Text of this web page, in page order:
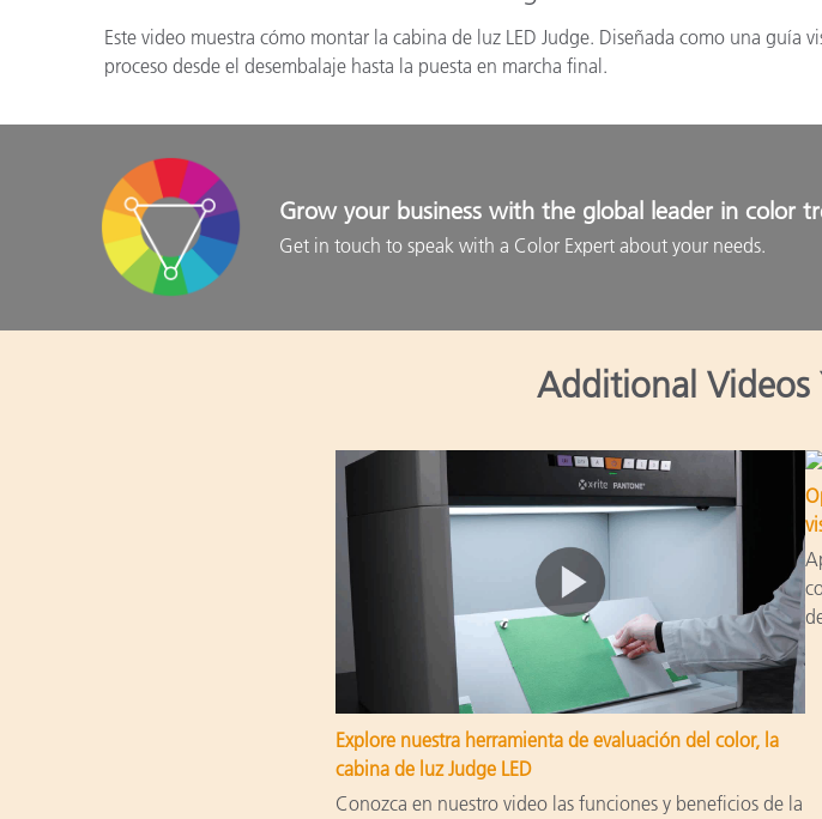
Este video muestra cómo montar la cabina de luz LED Judge. Diseñada como una guía
proceso desde el desembalaje hasta la puesta en marcha final.
Grow your business with the global leader in color
Get in touch to speak with a Color Expert about your needs.
Additional
Explore nuestra herramienta de evaluación del color, la
cabina de luz Judge LED
Conozca en nuestro video las funciones y beneficios de la